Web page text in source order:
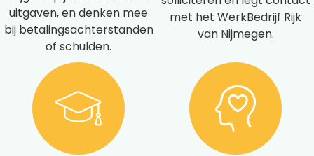
uitgaven, en denken mee
bij betalingsachterstanden
of schulden.
met het WerkBedrijf Rijk
van Nijmegen.